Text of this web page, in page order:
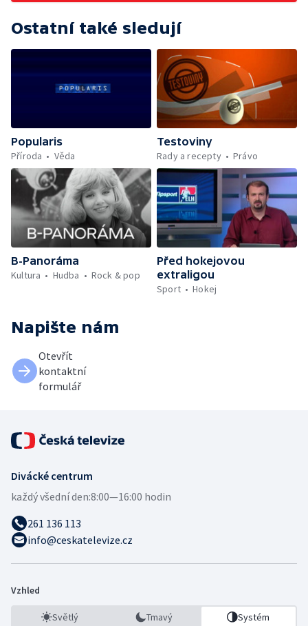
Ostatní také sledují
Popularis
Příroda
Věda
Testoviny
Rady a recepty
Právo
B-Panoráma
Kultura
Hudba Rock & pop
Před hokejovou
extraligou
Sport
Hokej
Napište nám
Otevřít
kontaktní
formulář
Divácké centrum
každý všední den:8:00—16:00 hodin
261 136 113
info@ceskatelevize.cz
Vzhled
Světlý Tmavý Systém